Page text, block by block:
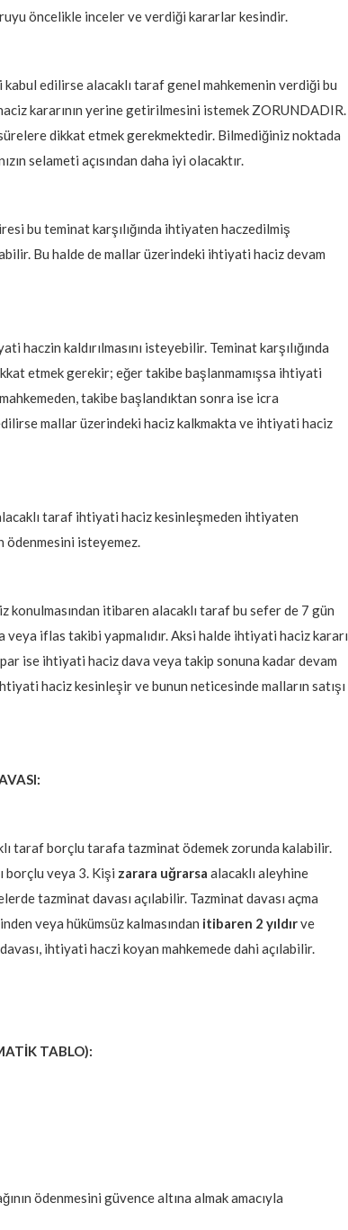
öncelikle inceler ve verdiği kararlar kesindir.
edilirse alacaklı taraf genel mahkemenin verdiği bu
kararının yerine getirilmesini istemek ZORUNDADIR.
dikkat etmek gerekmektedir. Bilmediğiniz noktada
selameti açısından daha iyi olacaktır.
bu teminat karşılığında ihtiyaten haczedilmiş
Bu halde de mallar üzerindeki ihtiyati haciz devam
kaldırılmasını isteyebilir. Teminat karşılığında
etmek gerekir; eğer takibe başlanmamışsa ihtiyati
takibe başlandıktan sonra ise icra
mallar üzerindeki haciz kalkmakta ve ihtiyati haciz
taraf ihtiyati haciz kesinleşmeden ihtiyaten
ödenmesini isteyemez.
itibaren alacaklı taraf bu sefer de 7 gün
veya iflas takibi yapmalıdır.Aksi halde ihtiyati haciz kararı
ise ihtiyati haciz dava veya takip sonuna kadar devam
haciz kesinleşir ve bunun neticesindemalların satışı
taraf borçlu tarafa tazminat ödemek zorunda kalabilir.
borçlu veya 3. Kişi zarara uğrarsa alacaklı aleyhine
tazminat davası açılabilir. Tazminat davası açma
veya hükümsüz kalmasından itibaren 2 yıldırve
ihtiyati haczi koyan mahkemede dahi açılabilir.
TABLO):
ödenmesini güvence altına almak amacıyla